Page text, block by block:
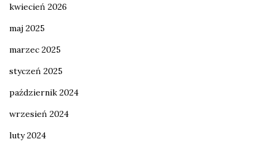
kwiecień 2026
maj 2025
marzec 2025
styczeń 2025
październik 2024
wrzesień 2024
luty 2024